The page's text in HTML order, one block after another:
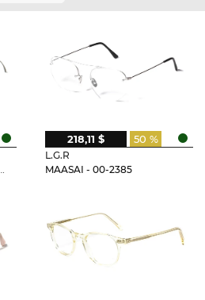
L.G.R
MAASAI - 00-2385
50 %
218,11 $